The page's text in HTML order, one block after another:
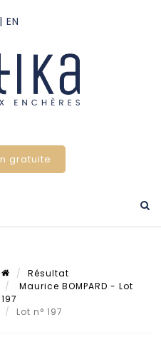
gratuite
Résultat
Maurice BOMPARD - Lot
197
Lot n° 197